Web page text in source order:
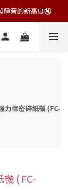
🎁
靜音的新高度🔇
🎁
力保密碎紙機 (FC-
( FC-